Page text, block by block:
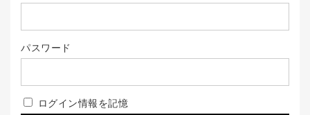
パスワード
ログイン情報を記憶